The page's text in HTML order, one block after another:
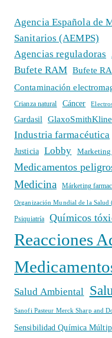
Agencia Española de
Sanitarios (AEMPS)
Agencias reguladoras
Bufete RAM Bufete
Contaminación
Crianza natural Cáncer
Gardasil
Industria farmacéutica
Justicia
Lobby Marketing
Medicamentos
Medicina Márketing
Organización Mundial de la Salud
Psiquiatría Químicos
Reacciones
Salud Ambiental
Sanofi Pasteur Merck Sharp and
Sensibilidad Química